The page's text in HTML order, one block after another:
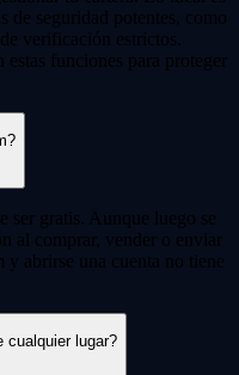
de seguridad potentes, como
verificación estrictos.
funciones para proteger
ser gratis. Aunque luego se
al comprar, vender o enviar
abrirse una cuenta no tiene
cualquier lugar?